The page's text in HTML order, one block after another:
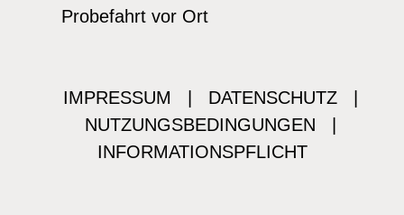
Probefahrt vor Ort
IMPRESSUM DATENSCHUTZ
NUTZUNGSBEDINGUNGEN
INFORMATIONSPFLICHT